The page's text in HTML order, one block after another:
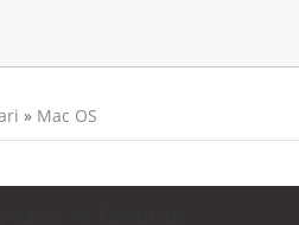
» Mac OS